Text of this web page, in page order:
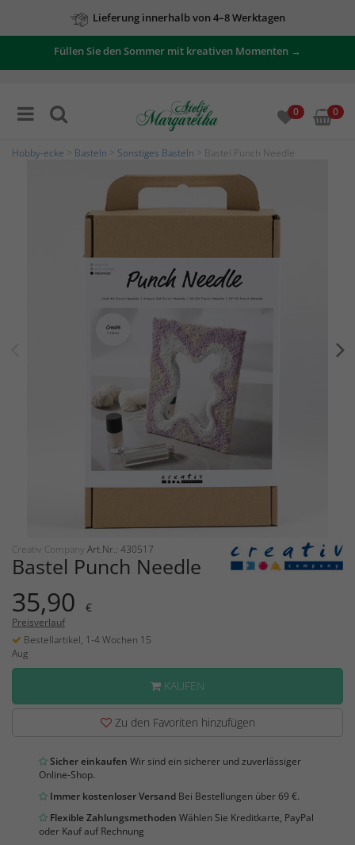
Lieferung innerhalb von 4–8 Werktagen
Füllen Sie den Sommer mit kreativen Momenten →
0 0
Hobby-ecke Basteln Sonstiges Basteln > Bastel Punch Needle
Creativ Company Art.Nr.: 430517
Bastel Punch Needle
35,90 €
Preisverlauf
Bestellartikel, 1-4 Wochen 15
Aug
KAUFEN
Zu den Favoriten hinzufügen
Sicher einkaufen Wir sind ein sicherer und zuverlässiger
Online-Shop.
Immer kostenloser Versand Bei Bestellungen über 69 €.
Flexible Zahlungsmethoden Wählen Sie Kreditkarte, PayPal
oder Kauf auf Rechnung